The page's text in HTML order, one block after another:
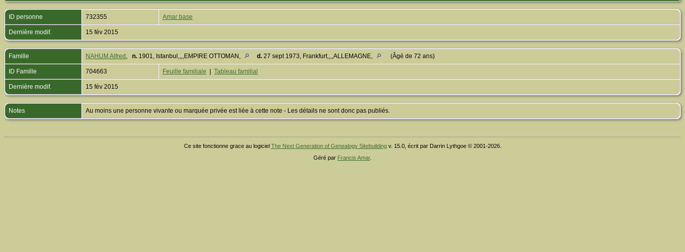
ID personne 732355 Amar base
Dernière modif. 15 fév 2015
Famille NAHUM Alfred , n. 1901, Istanbul,,,,EMPIRE OTTOMAN, d. 27 sept 1973, Frankfurt,,,,ALLEMAGNE, (Âgé de 72 ans)
ID Famille 704663 Feuille familiale Tableau familial
Dernière modif. 15 fév 2015
Notes Au moins une personne vivante ou marquée privée est liée à cette note - Les détails ne sont donc pas publiés.
Ce site fonctionne grace au logiciel The Next Generation of Genealogy Sitebuildingv. 15.0, écrit par Darrin Lythgoe © 2001-2026.
Géré par Francis Amar.